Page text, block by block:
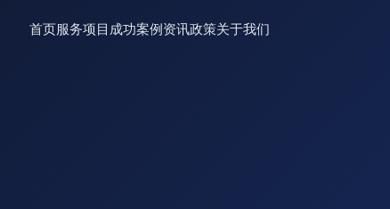
首页服务项目 成功案例资讯政策关于我们